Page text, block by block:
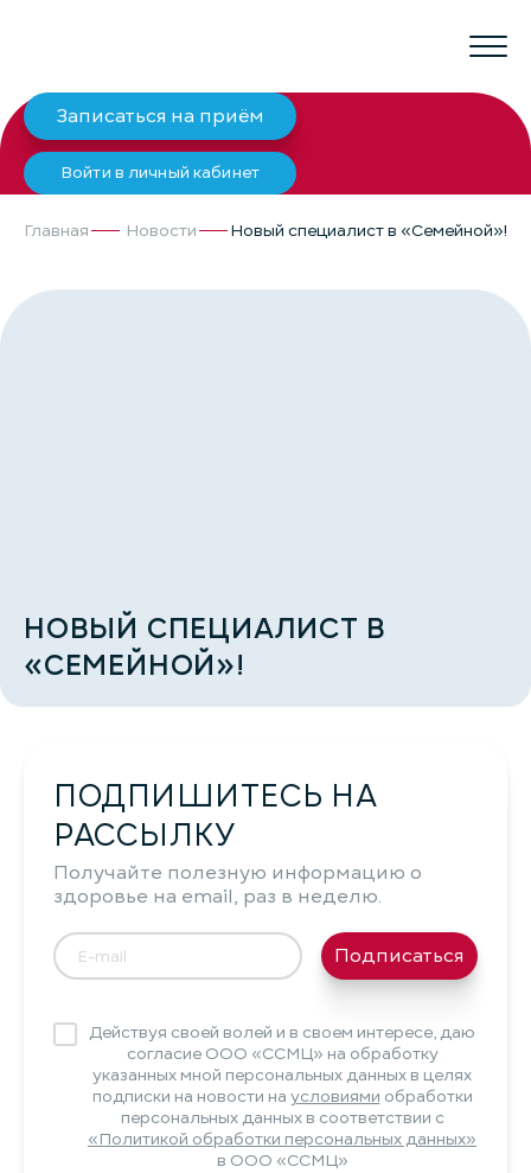
Записаться на приём
Войти в личный кабинет
Главная Новости Новый специалист в «Семейной»!
НОВЫЙ СПЕЦИАЛИСТ В
«СЕМЕЙНОЙ»!
ПОДПИШИТЕСЬ НА
РАССЫЛКУ
Получайте полезную информацию о
здоровье на email, раз в неделю.
Подписаться
Действуя своей волей и в своем интересе, даю
согласие ООО «ССМЦ» на обработку
указанных мной персональных данных в целях
подписки на новости на условиями обработки
персональных данных в соответствии с
«Политикой обработки персональных данных»
в ООО «ССМЦ»